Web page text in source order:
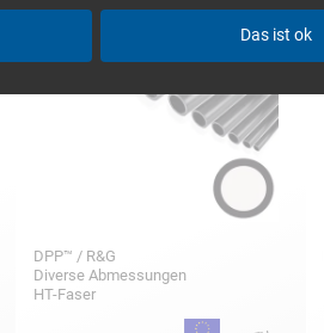
DPP™ / R&G
Diverse Abmessungen
HT-Faser
Das ist ok